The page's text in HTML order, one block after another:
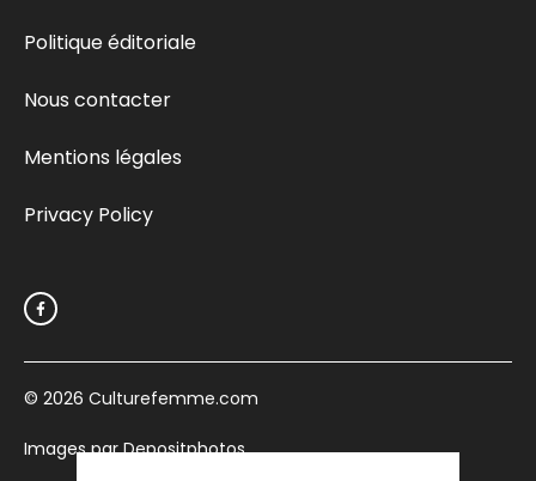
Politique éditoriale
Nous contacter
Mentions légales
Privacy Policy
© 2026 Culturefemme.com
Images par Depositphotos